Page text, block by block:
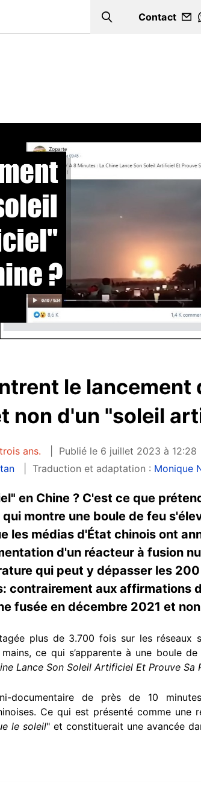
Search
Contact
le lancement
non d'un "soleil
ans. Publié le 6 juillet 2023 à 12:28
Traduction et adaptation : Monique
en Chine ? C'est ce que
montre une boule de feu
les médias d'État chinois ont
d'un réacteur à fusion
qui peut y dépasser les
contrairement aux affirmations
fusée en décembre 2021 et
plus de 3.700 fois sur les réseaux
ce qui s’apparente à une boule
Lance Son Soleil Artificiel Et Prouve Sa
documentaire de près de 10
Ce qui est présenté comme une
le soleil" et constituerait une avancée